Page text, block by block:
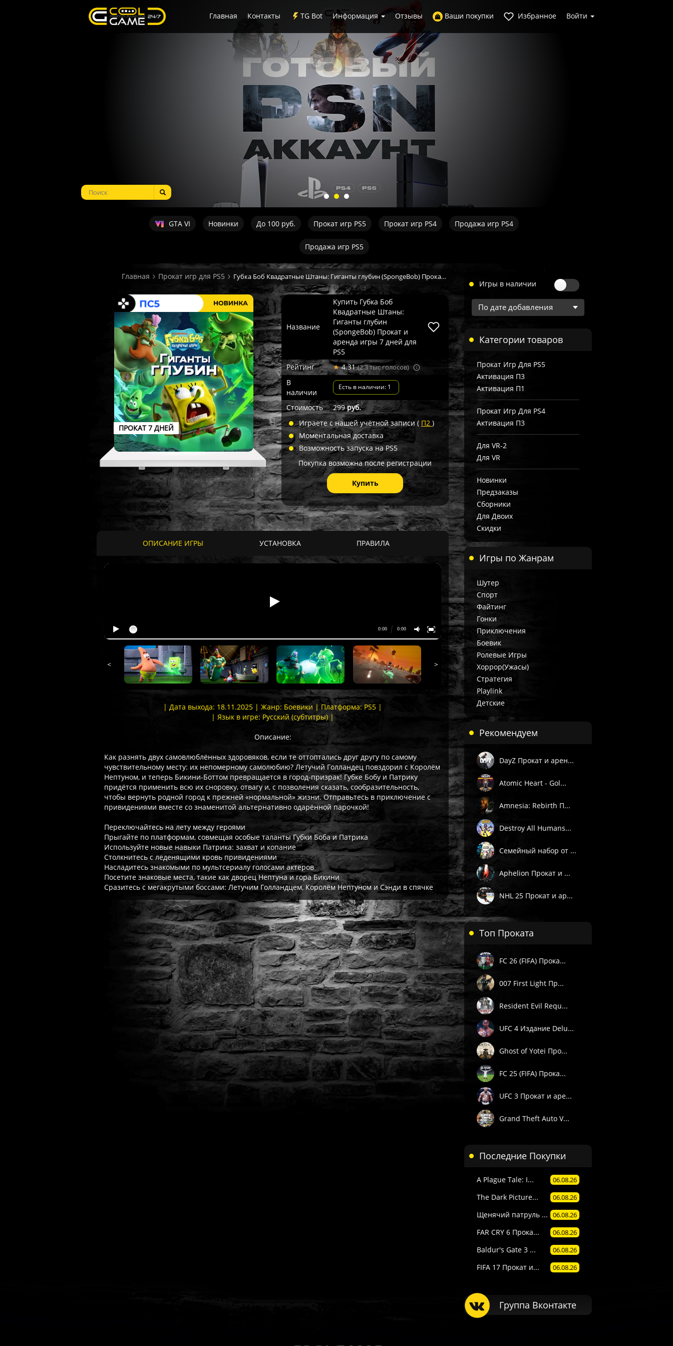
Главная Контакты TG Bot Информация Отзывы Ваши покупки Избранное Войти
GTA VI Новинки До 100 руб. Прокат игр PS5 Прокат игр PS4 Продажа игр PS4
Продажа игр PS5
Главная Прокат игр для PS5 Губка Боб Квадратные Штаны: Гиганты глубин (SpongeBob) Прокат и аренда игры 7 дней
ПРОКАТ 7 ДНЕЙ
Название
Купить Губка Боб
Квадратные Штаны:
Гиганты глубин
(SpongeBob) Прокат и
аренда игры 7 дней для
PS5
Рейтинг
★4.31(2.3 тыс голосов)
В
наличии
Есть в наличии: 1
Стоимость 299руб.
Играете с нашей учётной записи ( П2)
Моментальная доставка
Возможность запуска на PS5
Покупка возможна после регистрации
Купить
ОПИСАНИЕ ИГРЫ УСТАНОВКА ПРАВИЛА
< >
| Дата выхода: 18.11.2025 | Жанр: Боевики | Платформа: PS5 |
| Язык в игре: Русский (субтитры) |
Описание:
Как разнять двух самовлюблённых здоровяков, если те оттоптались друг другу по самому
чувствительному месту: их непомерному самолюбию? Летучий Голландец повздорил с Королём
Нептуном, и теперь Бикини-Боттом превращается в город-призрак! Губке Бобу и Патрику
придётся применить всю их сноровку, отвагу и, с позволения сказать, сообразительность,
чтобы вернуть родной город к прежней «нормальной» жизни. Отправьтесь в приключение с
привидениями вместе со знаменитой альтернативно одарённой парочкой!
Переключайтесь на лету между героями
Прыгайте по платформам, совмещая особые таланты Губки Боба и Патрика
Используйте новые навыки Патрика: захват и копание
Столкнитесь с леденящими кровь привидениями
Насладитесь знакомыми по мультсериалу голосами актёров
Посетите знаковые места, такие как дворец Нептуна и гора Бикини
Сразитесь с мегакрутыми боссами: Летучим Голландцем, Королём Нептуном и Сэнди в спячке
Часто спрашивают
Когда я получу доступ к игре?Прокат выдаётся автоматически сразу после оплаты. Активации (П3, П1) — вручную в течение 3 часов в рабочее время
Работает ли русский язык?Если локализация игры для PlayStation существует — она будет в игре. Подробности смотрите в описании товара.
Что если игра не запускается?Свяжитесь с нашей поддержкой — поможем решить проблему. На все товары даётся гарантия.
Есть ли поддержка после покупки?Да, наша поддержка работает ежедневно с 08:00 до 22:00 МСК. Пишите через сайт, VK или Telegram.
Игры в наличии
Категории товаров
Прокат Игр Для PS5
Активация П3
Активация П1
Прокат Игр Для PS4
Активация П3
Для VR-2
Для VR
Новинки
Предзаказы
Сборники
Для Двоих
Скидки
Игры по Жанрам
Шутер
Спорт
Файтинг
Гонки
Приключения
Боевик
Ролевые Игры
Хоррор(Ужасы)
Стратегия
Playlink
Детские
Рекомендуем
DayZ Прокат и арен...
Atomic Heart - Gol...
Amnesia: Rebirth П...
Destroy All Humans...
Семейный набор от ...
Aphelion Прокат и ...
NHL 25 Прокат и ар...
Топ Проката
FC 26 (FIFA) Прока...
007 First Light Пр...
Resident Evil Requ...
UFC 4 Издание Delu...
Ghost of Yotei Про...
FC 25 (FIFA) Прока...
UFC 3 Прокат и аре...
Grand Theft Auto V...
Последние Покупки
A Plague Tale: I... 06.08.26
The Dark Picture... 06.08.26
Щенячий патруль ... 06.08.26
FAR CRY 6 Прока... 06.08.26
Baldur's Gate 3 ... 06.08.26
FIFA 17 Прокат и... 06.08.26
Группа Вконтакте